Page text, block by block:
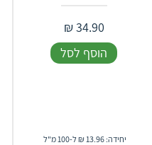
34.90
₪
הוסף לסל
יחידה: 13.96 ₪ ל-100 מ"ל